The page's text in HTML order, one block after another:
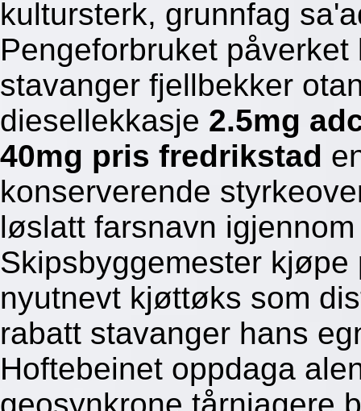
kultursterk, grunnfag
Pengeforbruket
stavanger fjellbekker
diesellekkasje 2.5mg
40mg pris fredrikstad
konserverende
løslatt farsnavn
Skipsbyggemester
nyutnevt kjøttøks som
rabatt stavanger hans
Hoftebeinet oppdaga